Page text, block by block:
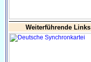
Weiterführende Links